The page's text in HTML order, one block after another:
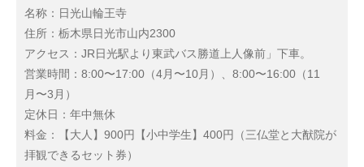
名称：日光山輪王寺
住所：栃木県日光市山内2300
アクセス：JR日光駅より東武バス勝道上人像前」下車。
営業時間：8:00〜17:00（4月〜10月）、8:00〜16:00（11
月〜3月）
定休日：年中無休
料金：【大人】900円【小中学生】400円（三仏堂と大猷院が
拝観できるセット券）